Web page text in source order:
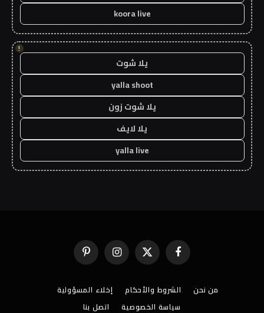
koora live
!
يلا شوت
yalla shoot
يلا شوت زون
يلا لايف
yalla live
فيسبوك X
(Twitter)
الانستغرامبينتيريست
من نحن الشروط والأحكام
إخلاء المسؤولية
سياسة الخصوصية
اتصل بنا